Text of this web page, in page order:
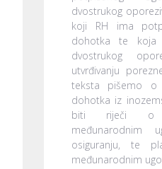
dvostrukog
koji RH ima
dohotka te koja
dvostrukog
utvrđivanju
teksta pišemo o
dohotka iz
biti riječi o
međunarodnim
osiguranju, te
međunarodnim